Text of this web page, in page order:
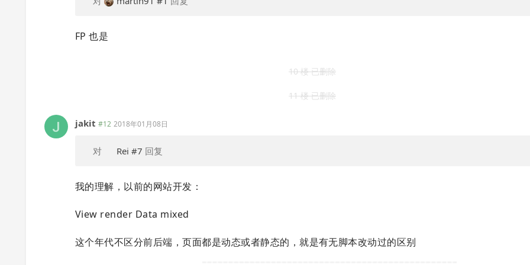
FP 也是
10 楼 已删除
11 楼 已删除
jakit #12 2018年01月08日
对 Rei #7 回复
我的理解，以前的网站开发：
View render Data mixed
这个年代不区分前后端，页面都是动态或者静态的，就是有无脚本改动过的区别